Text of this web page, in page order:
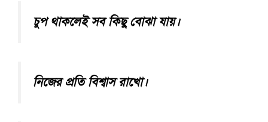
চুপ থাকলেই সব কিছু বোঝা যায়।
নিজের প্রতি বিশ্বাস রাখো।